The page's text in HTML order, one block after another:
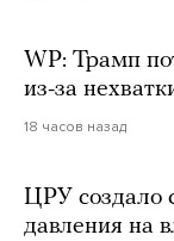
WP: Трамп
из-за
18 часов назад
ЦРУ создало
давления на